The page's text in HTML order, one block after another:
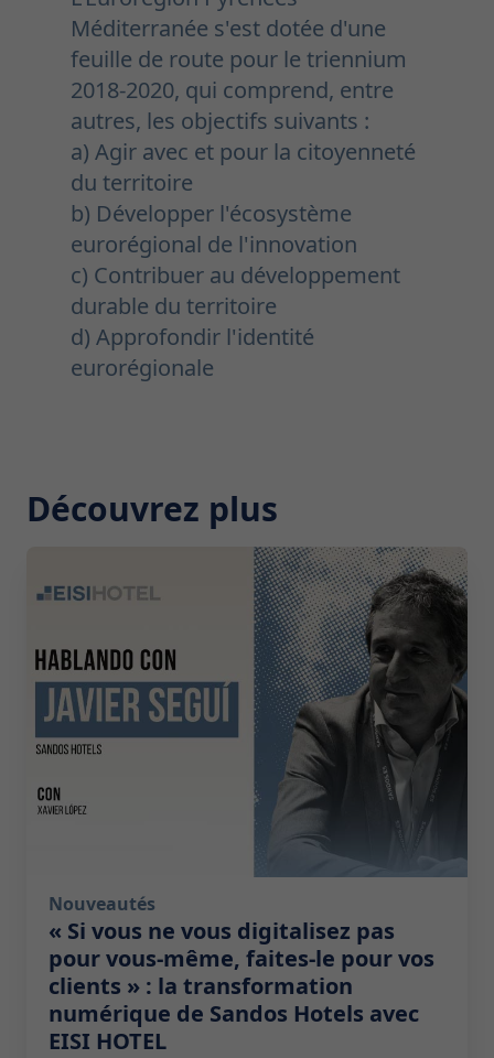
Méditerranée s'est dotée d'une
feuille de route pour le triennium
2018-2020, qui comprend, entre
autres, les objectifs suivants :
a) Agir avec et pour la citoyenneté
du territoire
b) Développer l'écosystème
eurorégional de l'innovation
c) Contribuer au développement
durable du territoire
d) Approfondir l'identité
eurorégionale
Découvrez plus
2026-07-29 10:00:00
Nouveautés
« Si vous ne vous digitalisez pas
pour vous-même, faites-le pour vos
clients » : la transformation
numérique de Sandos Hotels avec
EISI HOTEL